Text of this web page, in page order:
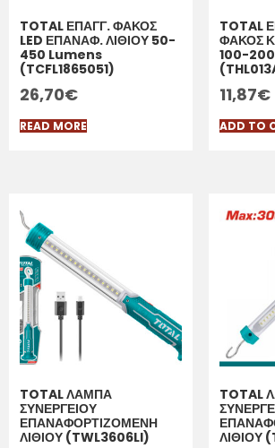
TOTAL ΕΠΑΓΓ. ΦΑΚΟΣ
LED ΕΠΑΝΑΦ. ΛΙΘΙΟΥ 50-
450 Lumens
(TCFL1865051)
26,70€
READ MORE
TOTAL
ΦΑΚΟΣ
100-
11,87€
ADD TO
TOTAL ΛΑΜΠΑ
ΣΥΝΕΡΓΕΙΟΥ
ΕΠΑΝΑΦΟΡΤΙΖΟΜΕΝΗ
ΛΙΘΙΟΥ (TWL3606LI)
TOTAL
ΛΙΘΙΟΥ